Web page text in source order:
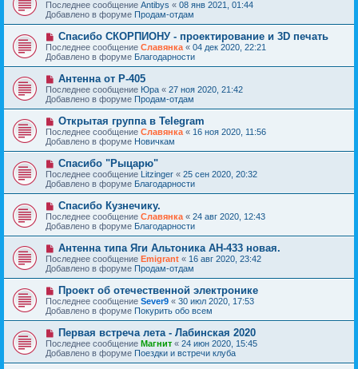
е
н
и
е
о
о
б
щ
е
н
и
в
о
с
о
о
б
щ
е
н
и
е
Последнее сообщение Antibys « 08 янв 2021, 01:44
Добавлено в форуме Продам-отдам
Н
о
в
о
с
о
о
б
щ
е
н
и
е
Спасибо СКОРПИОНУ - проектирование и 3D печать
Последнее сообщение Славянка « 04 дек 2020, 22:21
Добавлено в форуме Благодарности
Н
о
в
о
с
о
о
б
щ
е
н
и
е
Антенна от Р-405
Последнее сообщение Юра « 27 ноя 2020, 21:42
Добавлено в форуме Продам-отдам
Н
о
в
о
с
о
о
б
щ
е
н
и
Открытая группа в Telegram
Последнее сообщение Славянка « 16 ноя 2020, 11:56
Добавлено в форуме Новичкам
Н
о
в
о
с
о
о
б
щ
е
н
и
е
Спасибо "Рыцарю"
Последнее сообщение Litzinger « 25 сен 2020, 20:32
Добавлено в форуме Благодарности
Н
о
в
о
с
о
о
б
щ
е
н
и
е
Спасибо Кузнечику.
Последнее сообщение Славянка « 24 авг 2020, 12:43
Добавлено в форуме Благодарности
Н
о
в
о
е
с
о
о
б
щ
е
н
и
Антенна типа Яги Альтоника АН-433 новая.
Последнее сообщение Emigrant « 16 авг 2020, 23:42
Добавлено в форуме Продам-отдам
Н
о
в
о
е
с
о
о
б
Проект об отечественной электронике
Последнее сообщение Sever9 « 30 июл 2020, 17:53
Добавлено в форуме Покурить обо всем
Н
о
в
о
Первая встреча лета - Лабинская 2020
Последнее сообщение Магнит « 24 июн 2020, 15:45
Добавлено в форуме Поездки и встречи клуба